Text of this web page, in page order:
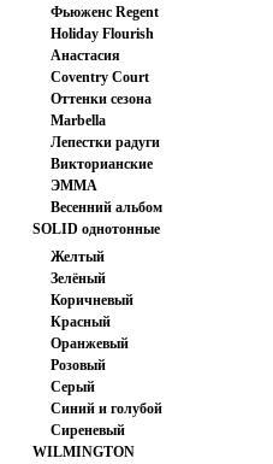
Japan
Фьюженс Regent
Holiday Flourish
Анастасия
Coventry Court
Оттенки сезона
Marbella
Лепестки радуги
Викторианские
розочки.
ЭММА
Весенний альбом
SOLID однотонные
ткани
Желтый
Зелёный
Коричневый
Красный
Оранжевый
Розовый
Серый
Синий и голубой
Сиреневый
WILMINGTON